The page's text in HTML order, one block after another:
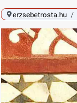
erzsebetrosta.hu